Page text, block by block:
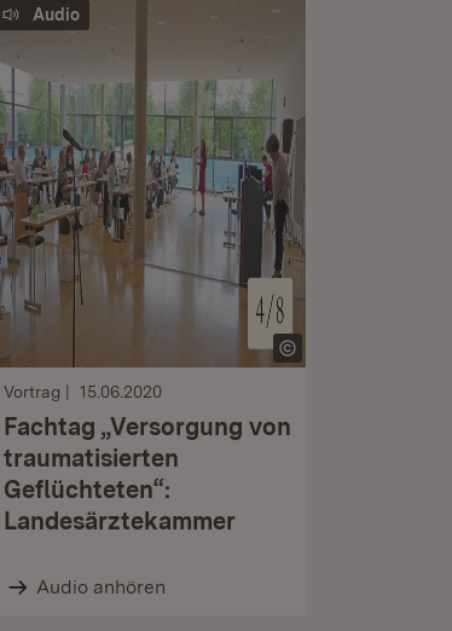
Audio
Vortrag 15.06.2020
Fachtag „Versorgung von
traumatisierten
Geflüchteten“:
Landesärztekammer
Audio anhören